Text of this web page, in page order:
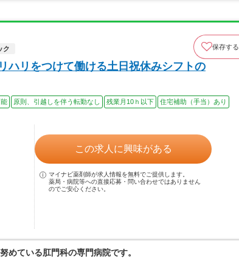
ク 保存する
ハリをつけて働ける土日祝休みシフトの
原則、引越しを伴う転勤なし 残業月10ｈ以下
住宅補助（手当）あり
この求人に興味がある
マイナビ薬剤師が求人情報を無料でご提供します。
薬局・病院等への直接応募・問い合わせではありません
のでご安心ください。
めている肛門科の専門病院です。